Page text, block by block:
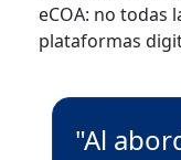
eCOA: no todas
plataformas
"Al